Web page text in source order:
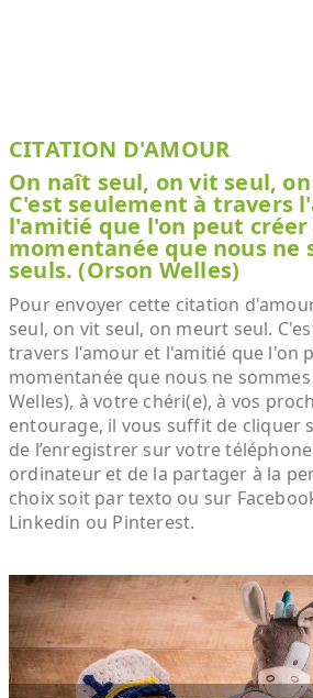
CITATION D'AMOUR
On naît seul, on vit seul,
C'est seulement à travers
l'amitié que l'on peut
momentanée que nous ne
seuls. (Orson Welles)
Pour envoyer cette citation
seul, on vit seul, on meurt seul.
travers l'amour et l'amitié que l'on
momentanée que nous ne
Welles), à votre chéri(e), à vos
entourage, il vous suffit de cliquer
de l’enregistrer sur votre
ordinateur et de la partager à la
choix soit par texto ou sur
Linkedin ou Pinterest.